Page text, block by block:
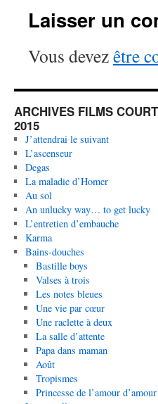
Laisser un
Vous devezêtre
ARCHIVES FILMS
2015
J’attendrai le suivant
L’ascenseur
Degas
La maladie d’Homer
Au sol
An unlucky way… to get lucky
L’entretien d’embauche
Karma
Bains-douches
Bastille boys
Valses à trois
Les notes bleues
Une vie par cœur
Une raclette à deux
La salle d’attente
Papa dans maman
Août
Tropismes
Princesse de l’amour d’amour